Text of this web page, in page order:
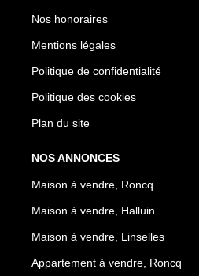
Nos honoraires
Mentions légales
Politique de confidentialité
Politique des cookies
Plan du site
NOS ANNONCES
Maison à vendre, Roncq
Maison à vendre, Halluin
Maison à vendre, Linselles
Appartement à vendre, Roncq